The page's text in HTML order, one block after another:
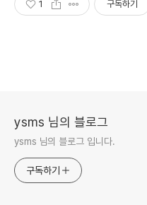
1 구독하기
ysms 님의 블로그
ysms 님의 블로그 입니다.
구독하기